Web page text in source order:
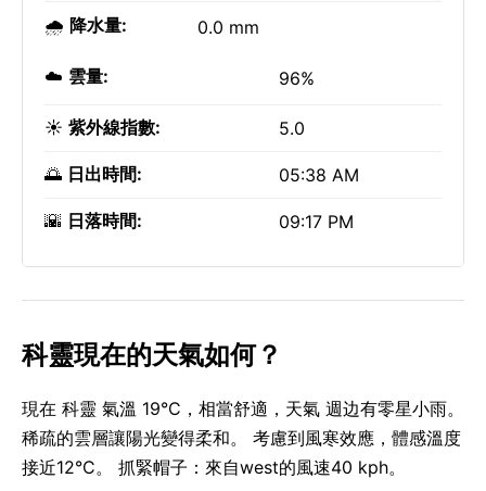
🌧️ 降水量: 0.0 mm
☁️ 雲量: 96%
☀️ 紫外線指數: 5.0
🌅 日出時間: 05:38 AM
🌇 日落時間: 09:17 PM
科靈現在的天氣如何？
現在 科靈 氣溫 19°C，相當舒適，天氣 週边有零星小雨。
稀疏的雲層讓陽光變得柔和。 考慮到風寒效應，體感溫度
接近12°C。 抓緊帽子：來自west的風速40 kph。